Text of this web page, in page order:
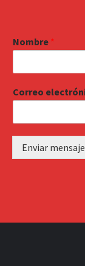
Nombre *
Correo
Enviar mensaje